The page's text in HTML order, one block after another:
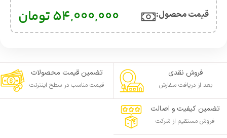
قیمت محصول:​ 54,000,000تومان
فروش نقدی
بعد از دریافت سفارش
تضمین قیمت محصولات
قیمت مناسب در سطح اینترنت
تضمین کیفیت و اصالت
فروش مستقیم از شرکت